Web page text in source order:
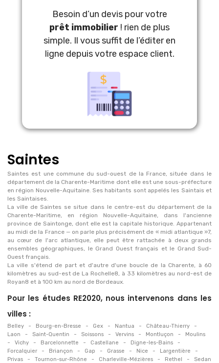
Besoin d’un devis pour votre
prêt immobilier ! rien de plus
simple. Il vous suffit de l’éditer en
ligne depuis votre espace client.
Saintes
Saintes est une commune du sud-ouest de la France, située dans le
département de la Charente-Maritime dont elle est une sous-préfecture
en région Nouvelle-Aquitaine. Ses habitants sont appelés les Saintais et
les Saintaises.
La ville de Saintes se situe dans le centre-est du département de la
Charente-Maritime, en région Nouvelle-Aquitaine, dans l'ancienne
province de Saintonge, dont elle est la capitale historique. Appartenant
au midi de la France — on parle plus précisément de « midi atlantique »7,
au cœur de l'arc atlantique, elle peut être rattachée à deux grands
ensembles géographiques, le Grand Ouest français et le Grand Sud-
Ouest français.
La ville s'étend de part et d'autre d'une boucle de la Charente, à 60
kilomètres au sud-est de La Rochelle8, à 33 kilomètres au nord-est de
Royan8 et à 100 km au nord de Bordeaux.
Pour les études RE2020, nous intervenons dans les
villes :
Belley - Bourg-en-Bresse - Gex - Nantua - Château-Thierry -
Laon - Saint-Quentin - Soissons - Vervins - Montluçon - Moulins
- Vichy - Barcelonnette - Castellane - Digne-les-Bains -
Forcalquier - Briançon - Gap - Grasse - Nice - Largentière -
Privas - Tournon-sur-Rhône - Charleville-Mézières - Rethel - Sedan